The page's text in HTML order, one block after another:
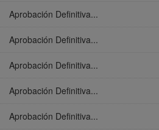
Aprobación Definitiva...
Aprobación Definitiva...
Aprobación Definitiva...
Aprobación Definitiva...
Aprobación Definitiva...